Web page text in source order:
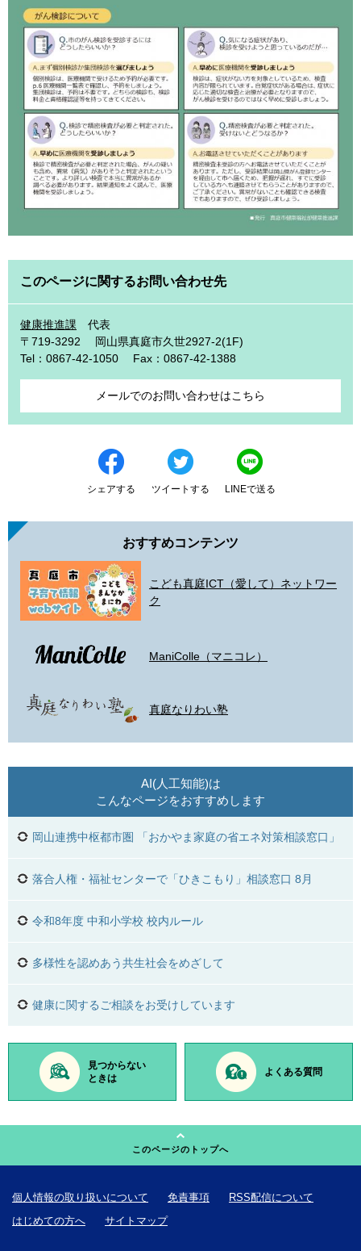
このページに関するお問い合わせ先
健康推進課
代表
〒719-3292
岡山県真庭市久世2927-2(1F)
Tel：0867-42-1050
Fax：0867-42-1388
メールでのお問い合わせはこちら
シェアする ツイートする LINEで送る
おすすめコンテンツ
こども真庭ICT（愛して）ネットワー
ク
ManiColle（マニコレ）
真庭なりわい塾
AI(人工知能)は
こんなページをおすすめします
岡山連携中枢都市圏 「おかやま家庭の省エネ対策相談窓口」
落合人権・福祉センターで「ひきこもり」相談窓口 8月
令和8年度 中和小学校 校内ルール
多様性を認めあう共生社会をめざして
健康に関するご相談をお受けしています
見つからない
ときは
よくある質問
このページのトップへ
個人情報の取り扱いについて 免責事項
RSS配信について
はじめての方へ
サイトマップ